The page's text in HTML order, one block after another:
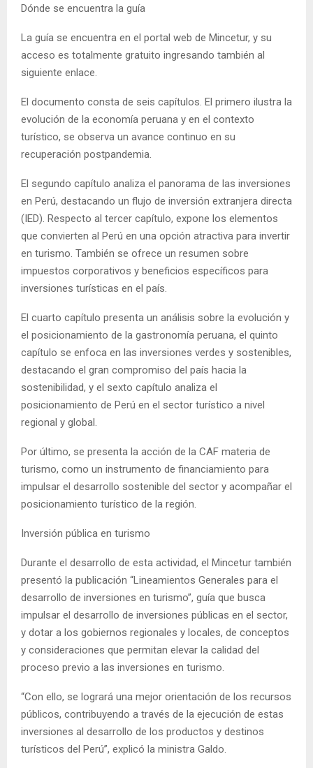
Dónde se encuentra la guía
La guía se encuentra en el portal web de Mincetur, y su
acceso es totalmente gratuito ingresando también al
siguiente enlace.
El documento consta de seis capítulos. El primero ilustra la
evolución de la economía peruana y en el contexto
turístico, se observa un avance continuo en su
recuperación postpandemia.
El segundo capítulo analiza el panorama de las inversiones
en Perú, destacando un flujo de inversión extranjera directa
(IED). Respecto al tercer capítulo, expone los elementos
que convierten al Perú en una opción atractiva para invertir
en turismo. También se ofrece un resumen sobre
impuestos corporativos y beneficios específicos para
inversiones turísticas en el país.
El cuarto capítulo presenta un análisis sobre la evolución y
el posicionamiento de la gastronomía peruana, el quinto
capítulo se enfoca en las inversiones verdes y sostenibles,
destacando el gran compromiso del país hacia la
sostenibilidad, y el sexto capítulo analiza el
posicionamiento de Perú en el sector turístico a nivel
regional y global.
Por último, se presenta la acción de la CAF materia de
turismo, como un instrumento de financiamiento para
impulsar el desarrollo sostenible del sector y acompañar el
posicionamiento turístico de la región.
Inversión pública en turismo
Durante el desarrollo de esta actividad, el Mincetur también
presentó la publicación “Lineamientos Generales para el
desarrollo de inversiones en turismo”, guía que busca
impulsar el desarrollo de inversiones públicas en el sector,
y dotar a los gobiernos regionales y locales, de conceptos
y consideraciones que permitan elevar la calidad del
proceso previo a las inversiones en turismo.
“Con ello, se logrará una mejor orientación de los recursos
públicos, contribuyendo a través de la ejecución de estas
inversiones al desarrollo de los productos y destinos
turísticos del Perú”, explicó la ministra Galdo.